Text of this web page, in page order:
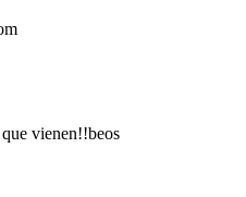
vienen!!beos